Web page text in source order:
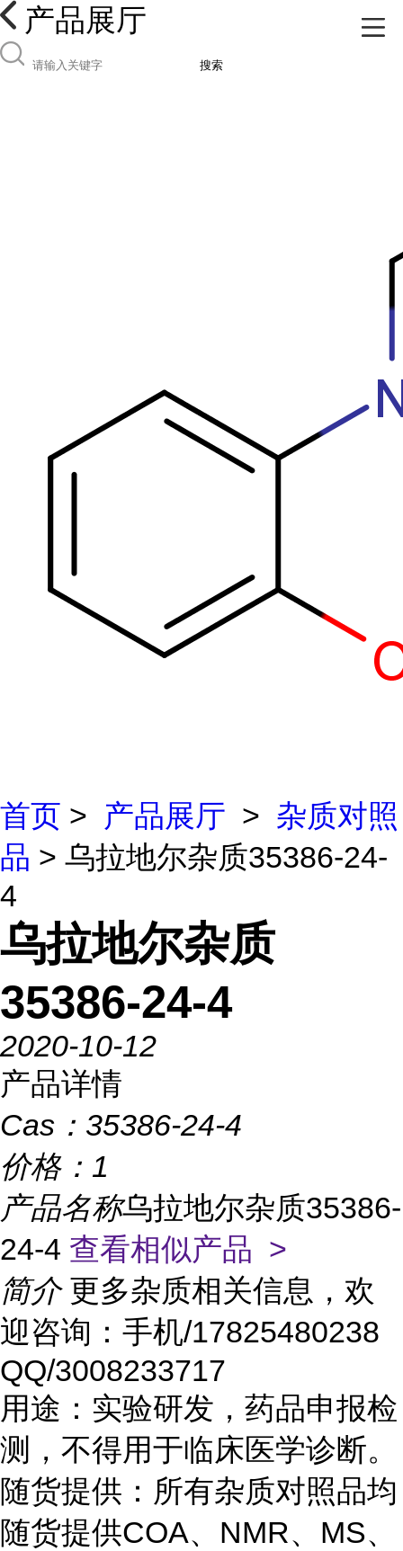
产品展厅
搜索
首页 > 产品展厅 > 杂质对照
品 > 乌拉地尔杂质35386-24-
4
乌拉地尔杂质
35386-24-4
2020-10-12
产品详情
Cas： 35386-24-4
价格： 1
产品名称乌拉地尔杂质35386-
24-4 查看相似产品 >
简介 更多杂质相关信息，欢
迎咨询：手机/17825480238
QQ/3008233717
用途：实验研发，药品申报检
测，不得用于临床医学诊断。
随货提供：所有杂质对照品均
随货提供COA、NMR、MS、